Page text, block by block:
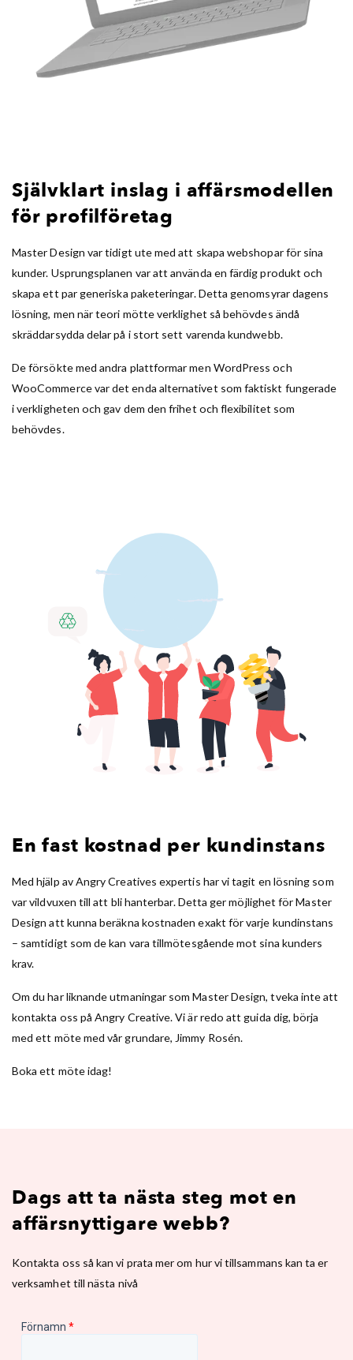
Självklart inslag i affärsmodellen
för profilföretag
Master Design var tidigt ute med att skapa webshopar för sina
kunder. Usprungsplanen var att använda en färdig produkt och
skapa ett par generiska paketeringar. Detta genomsyrar dagens
lösning, men när teori mötte verklighet så behövdes ändå
skräddarsydda delar på i stort sett varenda kundwebb.
De försökte med andra plattformar men WordPress och
WooCommerce var det enda alternativet som faktiskt fungerade
i verkligheten och gav dem den frihet och flexibilitet som
behövdes.
En fast kostnad per kundinstans
Med hjälp av Angry Creatives expertis har vi tagit en lösning som
var vildvuxen till att bli hanterbar. Detta ger möjlighet för Master
Design att kunna beräkna kostnaden exakt för varje kundinstans
– samtidigt som de kan vara tillmötesgående mot sina kunders
krav.
Om du har liknande utmaningar som Master Design, tveka inte att
kontakta oss på Angry Creative. Vi är redo att guida dig, börja
med ett möte med vår grundare, Jimmy Rosén.
Boka ett möte idag!
Dags att ta nästa steg mot en
affärsnyttigare webb?
Kontakta oss så kan vi prata mer om hur vi tillsammans kan ta er
verksamhet till nästa nivå